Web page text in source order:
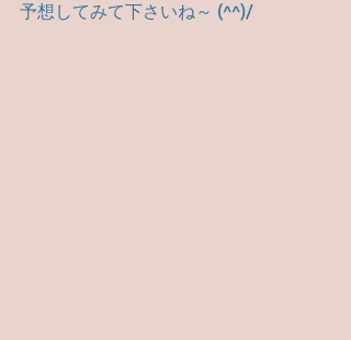
予想してみて下さいね～ (^^)/